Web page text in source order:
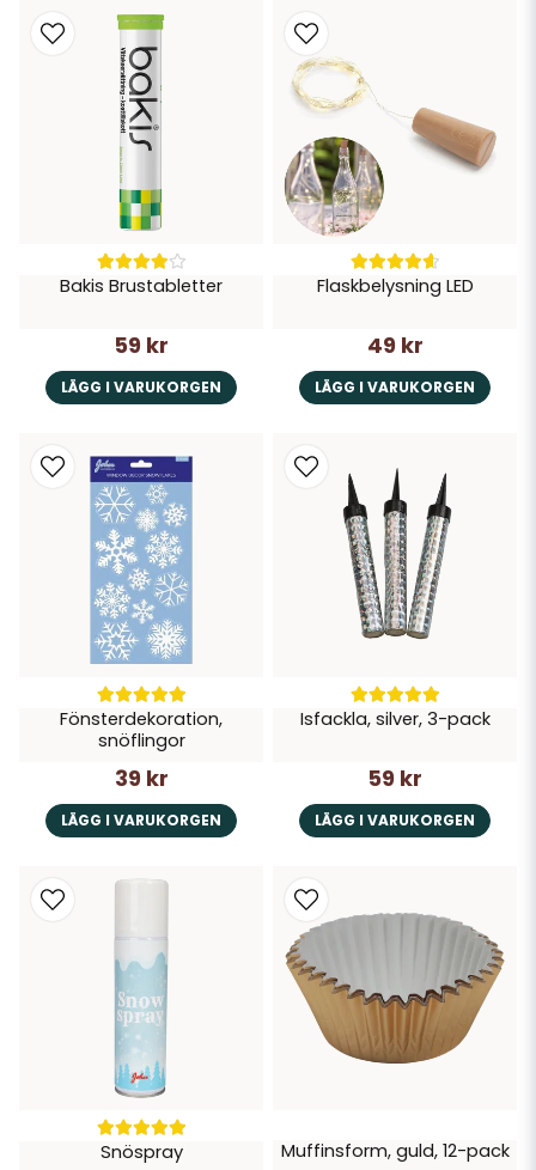
Bakis Brustabletter
59 kr
LÄGG I VARUKORGEN
Flaskbelysning LED
49 kr
LÄGG I VARUKORGEN
Fönsterdekoration,
snöflingor
39 kr
LÄGG I VARUKORGEN
Isfackla, silver, 3-pack
59 kr
LÄGG I VARUKORGEN
Snöspray Muffinsform, guld, 12-pack